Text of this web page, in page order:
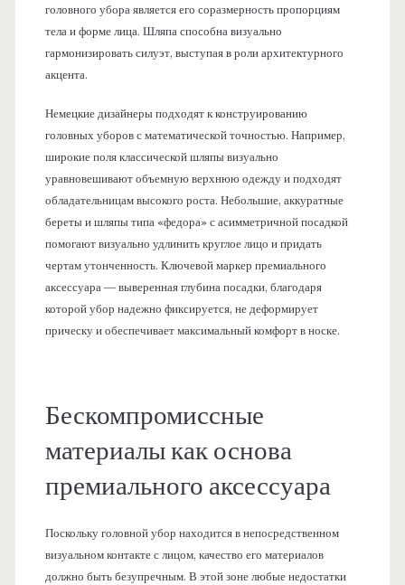
головного убора является его соразмерность пропорциям
тела и форме лица. Шляпа способна визуально
гармонизировать силуэт, выступая в роли архитектурного
акцента.
Немецкие дизайнеры подходят к конструированию
головных уборов с математической точностью. Например,
широкие поля классической шляпы визуально
уравновешивают объемную верхнюю одежду и подходят
обладательницам высокого роста. Небольшие, аккуратные
береты и шляпы типа «федора» с асимметричной посадкой
помогают визуально удлинить круглое лицо и придать
чертам утонченность. Ключевой маркер премиального
аксессуара — выверенная глубина посадки, благодаря
которой убор надежно фиксируется, не деформирует
прическу и обеспечивает максимальный комфорт в носке.
Бескомпромиссные
материалы как основа
премиального аксессуара
Поскольку головной убор находится в непосредственном
визуальном контакте с лицом, качество его материалов
должно быть безупречным. В этой зоне любые недостатки